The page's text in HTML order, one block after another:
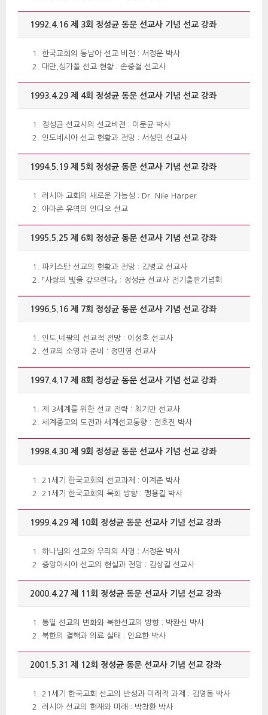
1992.4.16 제 3회 정성균 동문 선교사 기념 선교 강좌
한국교회의 동남아 선교 비젼 : 서정운 박사
대만,싱가폴 선교 현황 : 손중철 선교사
1993.4.29 제 4회 정성균 동문 선교사 기념 선교 강좌
정성균 선교사의 선교비젼 : 이문균 박사
인도네시아 선교 현황과 전망 : 서성민 선교사
1994.5.19 제 5회 정성균 동문 선교사 기념 선교 강좌
러시아 교회의 새로운 가능성 : Dr. Nile Harper
아마존 유역의 인디오 선교
1995.5.25 제 6회 정성균 동문 선교사 기념 선교 강좌
파키스탄 선교의 현황과 전망 : 김병교 선교사
『사랑의 빛을 갚으련다』 : 정성균 선교사 전기출판기념회
1996.5.16 제 7회 정성균 동문 선교사 기념 선교 강좌
인도,네팔의 선교적 전망 : 이성호 선교사
선교의 소명과 준비 : 정민영 선교사
1997.4.17 제 8회 정성균 동문 선교사 기념 선교 강좌
제 3세계를 위한 선교 전략 : 최기만 선교사
세계종교의 도전과 세계선교동향 : 전호진 박사
1998.4.30 제 9회 정성균 동문 선교사 기념 선교 강좌
21세기 한국교회의 선교과제 : 이계준 박사
21세기 한국교회의 목회 방향 : 맹용길 박사
1999.4.29 제 10회 정성균 동문 선교사 기념 선교 강좌
하나님의 선교와 우리의 사명 : 서정운 박사
중앙아시아 선교의 현실과 전망 : 김상길 선교사
2000.4.27 제 11회 정성균 동문 선교사 기념 선교 강좌
통일 선교의 변화와 북한선교의 방향 : 박완신 박사
북한의 결핵과 의료 실태 : 인요한 박사
2001.5.31 제 12회 정성균 동문 선교사 기념 선교 강좌
21세기 한국교회 선교의 반성과 미래적 과제 : 김영동 박사
러시아 선교의 현재와 미래 : 박창환 박사